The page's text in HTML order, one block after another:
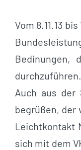
Vom 8.11.13
Bedinungen,
Auch aus der
begrüßen, der
Leichtkontakt
sich mit dem